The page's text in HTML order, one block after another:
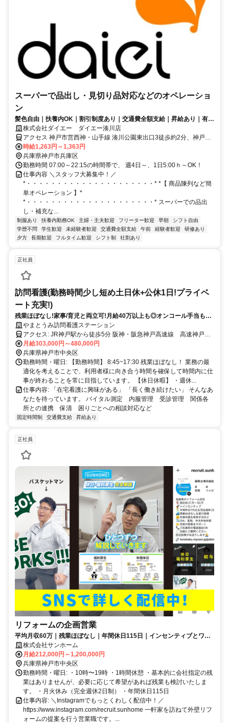
スーパーで品出し・見切り品対応などのオペレーショ
ン
髪色自由｜扶養内OK｜割引制度あり｜交通費全額支給｜昇給あり｜有給
あり株式会社ダイエー ダイエー湊川店
アクセス 神戸市営西神・山手線 湊川公園東出口3徒歩約2分、神戸高
速鉄道南北線/神戸電鉄三田線 湊川東出口1徒歩約3分、神戸電鉄有馬
線 湊川東出口1徒歩約3分
時給1,263円～1,363円
兵庫県神戸市兵庫区
勤務時間 07:00～22:15の時間帯で、 週4日～、1日5:00ｈ～OK！
仕事内容 ＼スタッフ大募集中！／
*・・・・・・・・・・・・・・・・・・・・・* *【 商品陳列など簡
単オペレーション 】*
*・・・・・・・・・・・・・・・・・・・・・* スーパーでの品出
し・補充な...
制服あり 扶養内勤務OK 主婦・主夫歓迎 フリーター歓迎 早朝
シフト自由
学歴不問
学生歓迎 未経験者歓迎 交通費全額支給 午前 経験者歓迎
研修あり
夕方
長期歓迎 フルタイム歓迎 シフト制 社割あり
正社員
訪問看護(勤務時間少し短め土日休+公休1日!プライベ
ート充実!)
残業ほぼなし!家事/育児と両立可!月給40万以上も◎オンコール手当も充
実 やまとうみ訪問看護ステーション
アクセス: JR神戸駅から徒歩5分 阪神・阪急神戸高速線 高速神戸駅
徒歩２分
月給303,000円～480,000円
兵庫県神戸市中央区
勤務時間・曜日: 【勤務時間】 8:45~17:30 残業ほぼなし！ 業務の最
適化を考えることで、利用者様に向き合う時間を確保して時間内に仕
事が終わることを常に目指しています。 【休日休暇】 ・週休...
仕事内容: 「在宅看護に興味がある」 「長く働き続けたい」 そんなあ
なたを待っています。 バイタル測定 内服管理 受診管理 関係各
所との連携 保清 困りごとへの相談対応など
固定時間制 交通費支給 昇給あり
正社員
リフォームの企画営業
平均月収60万｜残業ほぼなし｜年間休日115日｜インセンティブとワー
クライフバランスを兼ね揃えた営業職
株式会社サンホーム
月給212,000円～1,200,000円
兵庫県神戸市中央区
勤務時間・曜日: ・10時〜19時 ・1時間休憩 ・基本的に会社指定の残
業はありませんが、必要に応じて希望があれば残業も検討いたしま
す。 ・月火休み（完全週休2日制） ・年間休日115日
仕事内容: ＼Instagramでもっとくわしく配信中！／
https://www.instagram.com/recruit.sunhome 一軒家を訪ねて外壁リフ
ォームの提案を行う営業職です。...